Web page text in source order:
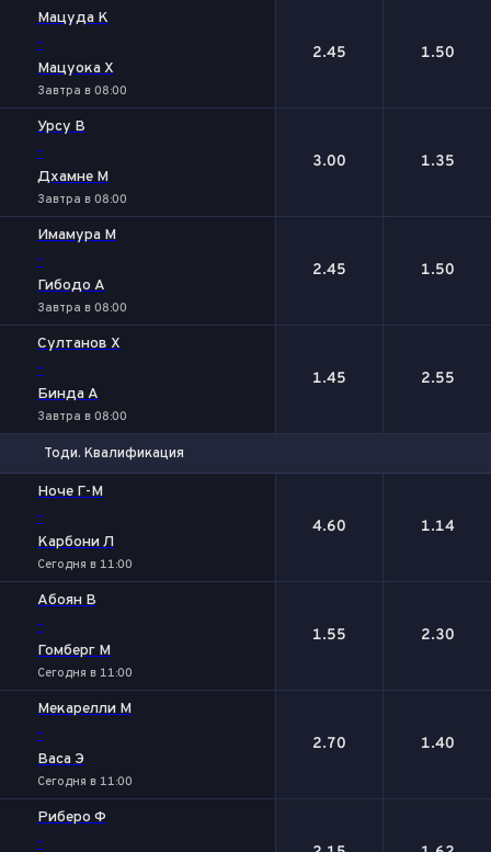
Мацуда К
-
Мацуока Х
Завтра в 08:00
2.45 1.50
Урсу В
-
Дхамне М
Завтра в 08:00
3.00 1.35
Имамура М
-
Гибодо А
Завтра в 08:00
2.45 1.50
Султанов Х
-
Бинда А
Завтра в 08:00
1.45 2.55
Тоди. Квалификация
Ноче Г-М
-
Карбони Л
Сегодня в 11:00
4.60 1.14
Абоян В
-
Гомберг М
Сегодня в 11:00
1.55 2.30
Мекарелли М
-
Васа Э
Сегодня в 11:00
2.70 1.40
Риберо Ф
-